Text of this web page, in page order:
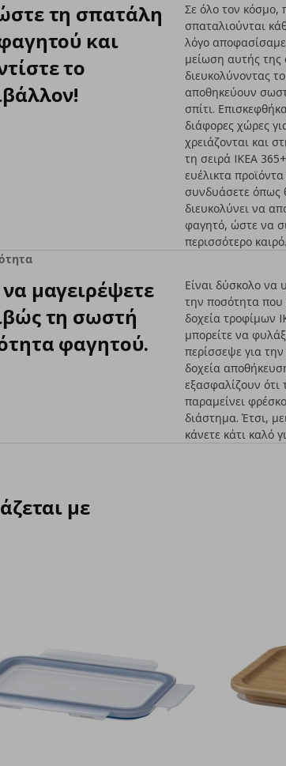
τη σπατάλη
και
το
Σε όλο τον κόσμο,
σπαταλιούνται
λόγο
μείωση αυτής της
διευκολύνοντας
αποθηκεύουν
σπίτι.
διάφορες χώρες
χρειάζονται και
τη σειρά IKEA
ευέλικτα
συνδυάσετε όπως
διευκολύνει να
φαγητό, ώστε να
περισσότερο καιρό.
μαγειρέψετε
τη σωστή
φαγητού.
Είναι δύσκολο να
την ποσότητα που
δοχεία τροφίμων
μπορείτε να
περίσσεψε για
δοχεία
εξασφαλίζουν
παραμείνει
διάστημα. Έτσι,
κάνετε κάτι καλό
με